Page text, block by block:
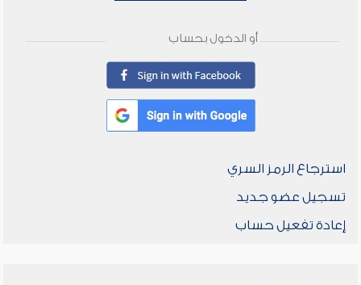
أو الدخول بحساب
استرجاع الرمز السري
تسجيل عضو جديد
إعادة تفعيل حساب